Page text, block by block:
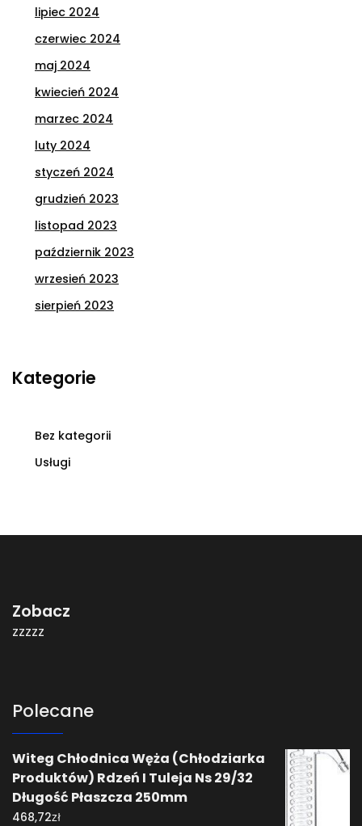
lipiec 2024
czerwiec 2024
maj 2024
kwiecień 2024
marzec 2024
luty 2024
styczeń 2024
grudzień 2023
listopad 2023
październik 2023
wrzesień 2023
sierpień 2023
Kategorie
Bez kategorii
Usługi
Zobacz
zzzzz
Polecane
Witeg Chłodnica Węża (Chłodziarka
Produktów) Rdzeń I Tuleja Ns 29/32
Długość Płaszcza 250mm
468,72zł